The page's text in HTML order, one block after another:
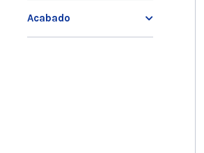
Acabado